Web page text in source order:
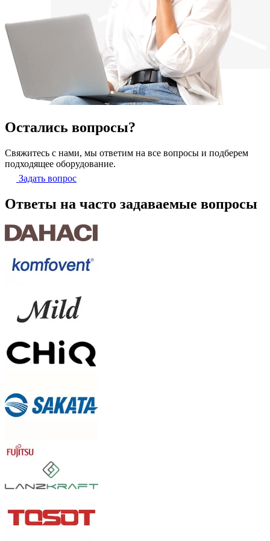
Остались вопросы?
Свяжитесь с нами, мы ответим на все вопросы и подберем
подходящее оборудование.
Задать вопрос
Ответы на часто задаваемые вопросы